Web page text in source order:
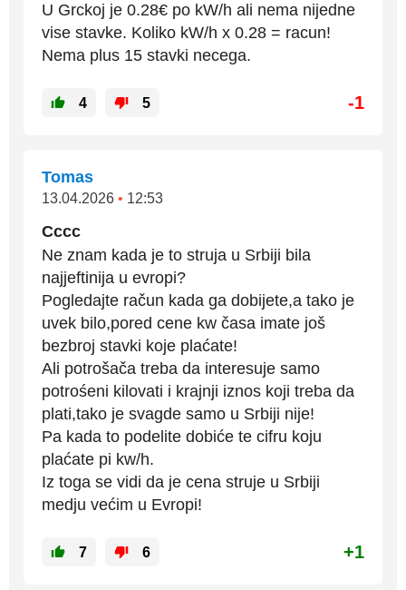
U Grckoj je 0.28€ po kW/h ali nema nijedne
vise stavke. Koliko kW/h x 0.28 = racun!
Nema plus 15 stavki necega.
4 5 -1
Tomas
13.04.2026 • 12:53
Cccc
Ne znam kada je to struja u Srbiji bila
najjeftinija u evropi?
Pogledajte račun kada ga dobijete,a tako je
uvek bilo,pored cene kw časa imate još
bezbroj stavki koje plaćate!
Ali potrošača treba da interesuje samo
potrośeni kilovati i krajnji iznos koji treba da
plati,tako je svagde samo u Srbiji nije!
Pa kada to podelite dobiće te cifru koju
plaćate pi kw/h.
Iz toga se vidi da je cena struje u Srbiji
medju većim u Evropi!
7 6 +1